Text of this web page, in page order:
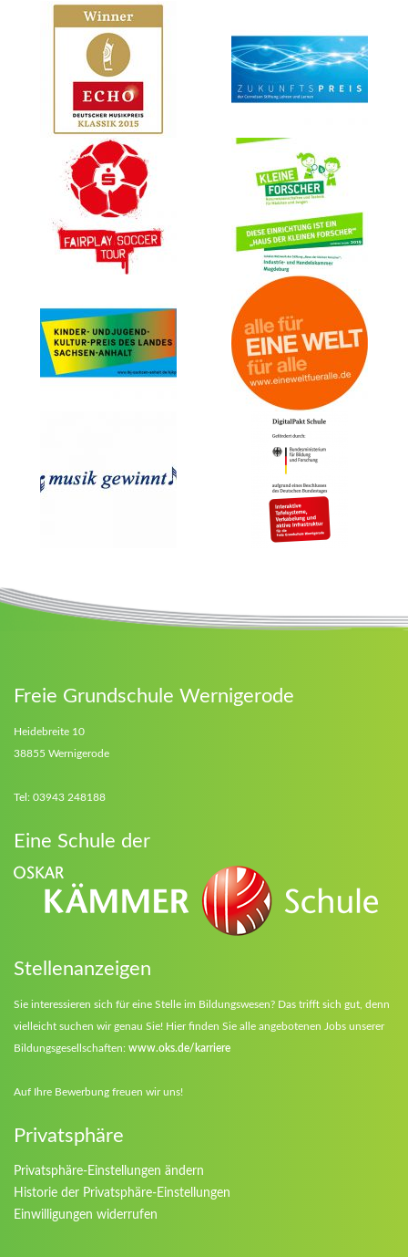
Freie Grundschule Wernigerode
Heidebreite 10
38855 Wernigerode
Tel: 03943 248188
Eine Schule der
Stellenanzeigen
Sie interessieren sich für eine Stelle im Bildungswesen? Das trifft sich gut, denn
vielleicht suchen wir genau Sie! Hier finden Sie alle angebotenen Jobs unserer
Bildungsgesellschaften: www.oks.de/karriere
Auf Ihre Bewerbung freuen wir uns!
Privatsphäre
Privatsphäre-Einstellungen ändern
Historie der Privatsphäre-Einstellungen
Einwilligungen widerrufen